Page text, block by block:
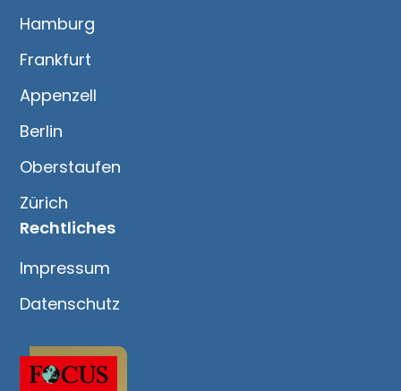
Hamburg
Frankfurt
Appenzell
Berlin
Oberstaufen
Zürich
Rechtliches
Impressum
Datenschutz